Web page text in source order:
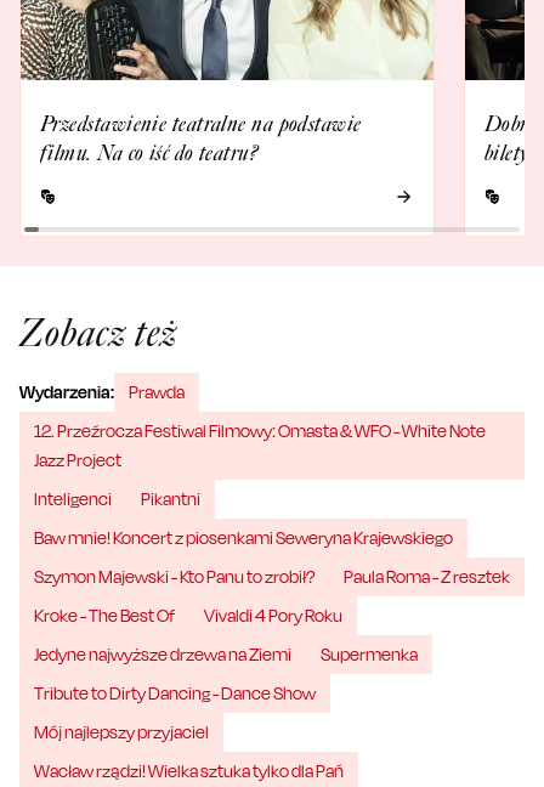
Przedstawienie teatralne na podstawie
filmu. Na co iść do teatru?
bilety
Zobacz też
Wydarzenia:
Prawda
12. Przeźrocza Festiwal Filmowy: Omasta & WFO - White Note
Jazz Project
Inteligenci
Pikantni
Baw mnie! Koncert z piosenkami Seweryna Krajewskiego
Szymon Majewski - Kto Panu to zrobił?
Paula Roma - Z resztek
Kroke - The Best Of
Vivaldi 4 Pory Roku
Jedyne najwyższe drzewa na Ziemi
Supermenka
Tribute to Dirty Dancing - Dance Show
Mój najlepszy przyjaciel
Wacław rządzi! Wielka sztuka tylko dla Pań